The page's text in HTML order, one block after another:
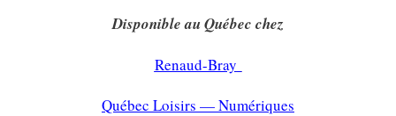
Disponible au Québec chez
Renaud-Bray
Québec Loisirs — Numériques